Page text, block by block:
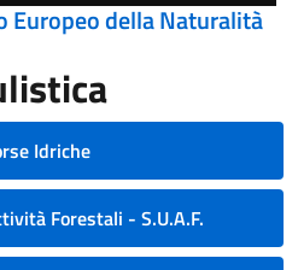
Europeo della Naturalità
Idriche
Forestali - S.U.A.F.